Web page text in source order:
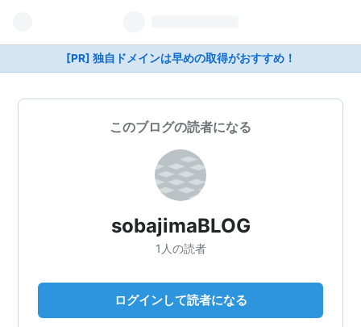
[PR] 独自ドメインは早めの取得がおすすめ！
このブログの読者になる
sobajimaBLOG
1人の読者
ログインして読者になる